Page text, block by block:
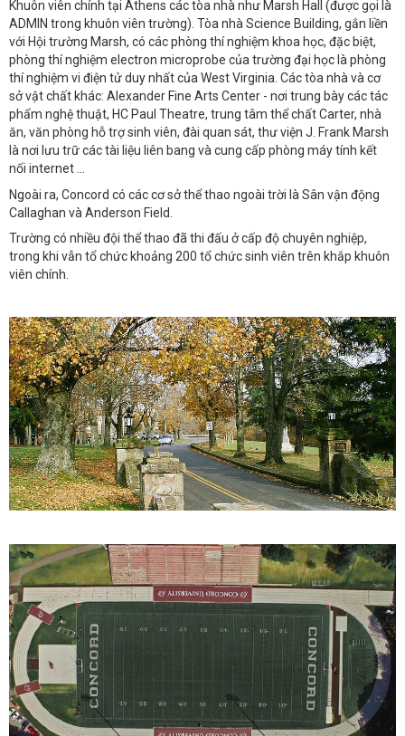
Khuôn viên chính tại Athens các tòa nhà như Marsh Hall (được gọi là
ADMIN trong khuôn viên trường). Tòa nhà Science Building, gắn liền
với Hội trường Marsh, có các phòng thí nghiệm khoa học, đặc biệt,
phòng thí nghiệm electron microprobe của trường đại học là phòng
thí nghiệm vi điện tử duy nhất của West Virginia. Các tòa nhà và cơ
sở vật chất khác: Alexander Fine Arts Center - nơi trung bày các tác
phẩm nghệ thuật, HC Paul Theatre, trung tâm thể chất Carter, nhà
ăn, văn phòng hỗ trợ sinh viên, đài quan sát, thư viện J. Frank Marsh
là nơi lưu trữ các tài liệu liên bang và cung cấp phòng máy tính kết
nối internet …
Ngoài ra, Concord có các cơ sở thể thao ngoài trời là Sân vận động
Callaghan và Anderson Field.
Trường có nhiều đội thể thao đã thi đấu ở cấp độ chuyên nghiệp,
trong khi vẫn tổ chức khoảng 200 tổ chức sinh viên trên khắp khuôn
viên chính.